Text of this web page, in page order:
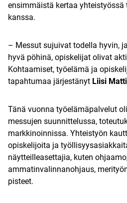
ensimmäistä kertaa yhteistyössä
kanssa.
– Messut sujuivat todella hyvin,
hyvä pöhinä, opiskelijat olivat
Kohtaamiset, työelämä ja
tapahtumaa järjestänyt Liisi
Tänä vuonna työelämäpalvelut
messujen suunnittelussa,
markkinoinnissa. Yhteistyön
opiskelijoita ja
näytteilleasettajia, kuten
ammatinvalinnanohjaus,
pisteet.